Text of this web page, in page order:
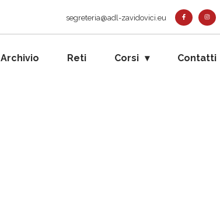
segreteria@adl-zavidovici.eu
Archivio Reti Corsi Contatti